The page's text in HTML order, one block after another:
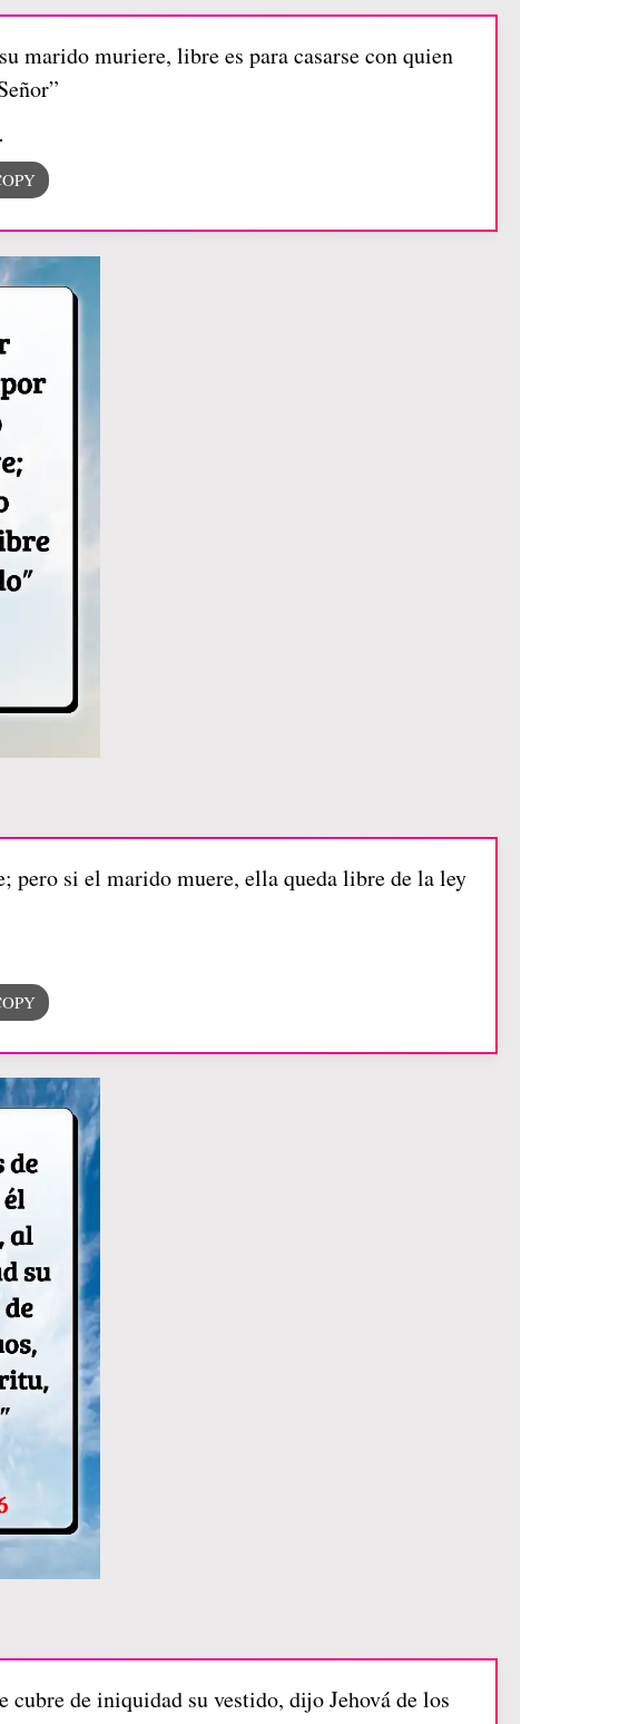
marido muriere, libre es para casarse con quien
pero si el marido muere, ella queda libre de la ley
cubre de iniquidad su vestido, dijo Jehová de los